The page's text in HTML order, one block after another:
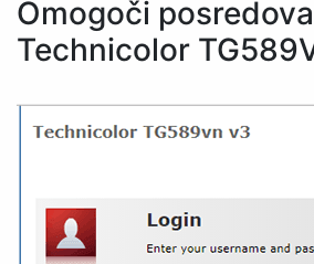
Omogoči
Technicolor